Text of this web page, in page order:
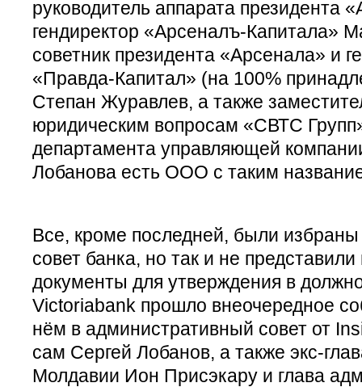
руководитель аппарата президента
гендиректор «Арсеналъ-Капитала»
советник президента «Арсенала» и
«Правда-Капитал» (на 100%
Степан Журавлев, а также
юридическим вопросам «СВТС
департамента управляющей
Лобанова есть ООО с таким
Все, кроме последней, были
совет банка, но так и не
документы для утверждения в
Victoriabank прошло внеочередное
нём в административный совет от
сам Сергей Лобанов, а также экс-
Молдавии Ион Присэкару и глава